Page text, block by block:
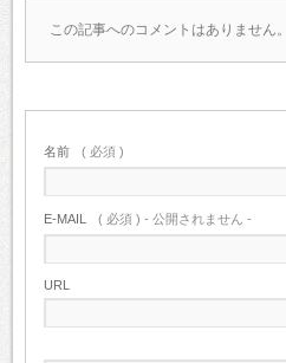
この記事へのコメントはありません。
名前 ( 必須 )
E-MAIL ( 必須 ) - 公開されません -
URL